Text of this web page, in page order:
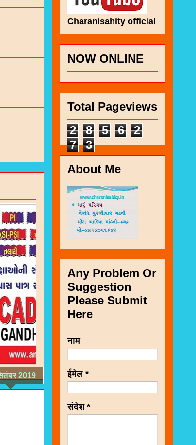
2019
Charanisahity official
NOW ONLINE
Total Pageviews
2
8 5 6
2
7
3
About Me
Any Problem Or
Suggestion
Please Submit
Here
नाम
ईमेल *
संदेश *